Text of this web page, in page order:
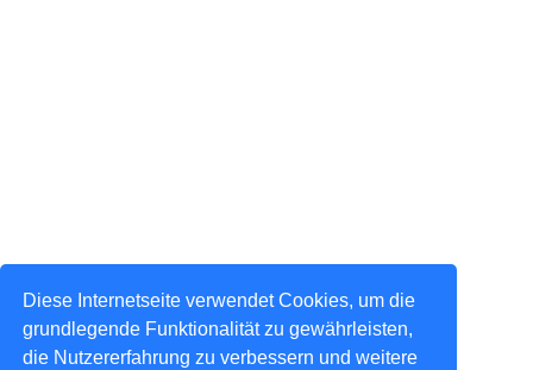
Diese Internetseite verwendet Cookies, um die
grundlegende Funktionalität zu gewährleisten,
die Nutzererfahrung zu verbessern und weitere